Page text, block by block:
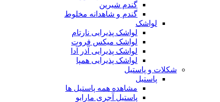
گندم شیرین
گندم و شاهدانه مخلوط
لواشک
لواشک پذیرایی نارتام
لواشک میکس فروت
لواشک پذیرایی آذر آدا
لواشک پذیرایی همپا
شکلات و پاستیل
پاستیل
مشاهده همه پاستیل ها
پاستیل آجری مارابو